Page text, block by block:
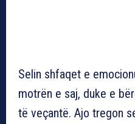
Selin shfaqet e
motrën e saj, duke e
të veçantë. Ajo tregon